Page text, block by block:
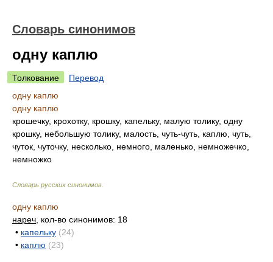
Словарь синонимов
одну каплю
Толкование
Перевод
одну каплю
одну каплю
крошечку, крохотку, крошку, капельку, малую толику, одну
крошку, небольшую толику, малость, чуть-чуть, каплю, чуть,
чуток, чуточку, несколько, немного, маленько, немножечко,
немножко
Словарь русских синонимов
одну каплю
нареч , кол-во синонимов: 18
• капельку (24)
• каплю (23)